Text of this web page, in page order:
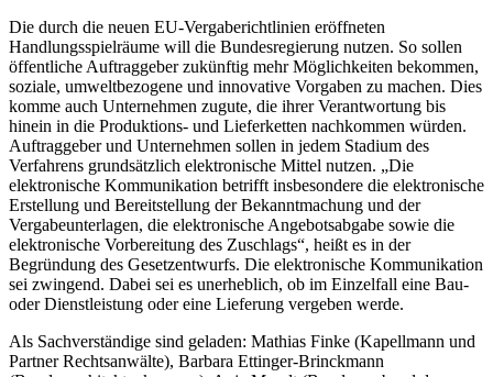
Die durch die neuen EU-Vergaberichtlinien eröffneten
Handlungsspielräume will die Bundesregierung nutzen. So sollen
öffentliche Auftraggeber zukünftig mehr Möglichkeiten bekommen,
soziale, umweltbezogene und innovative Vorgaben zu machen. Dies
komme auch Unternehmen zugute, die ihrer Verantwortung bis
hinein in die Produktions- und Lieferketten nachkommen würden.
Auftraggeber und Unternehmen sollen in jedem Stadium des
Verfahrens grundsätzlich elektronische Mittel nutzen. „Die
elektronische Kommunikation betrifft insbesondere die elektronische
Erstellung und Bereitstellung der Bekanntmachung und der
Vergabeunterlagen, die elektronische Angebotsabgabe sowie die
elektronische Vorbereitung des Zuschlags“, heißt es in der
Begründung des Gesetzentwurfs. Die elektronische Kommunikation
sei zwingend. Dabei sei es unerheblich, ob im Einzelfall eine Bau-
oder Dienstleistung oder eine Lieferung vergeben werde.
Als Sachverständige sind geladen: Mathias Finke (Kapellmann und
Partner Rechtsanwälte), Barbara Ettinger-Brinckmann